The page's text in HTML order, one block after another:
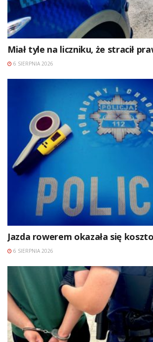
Miał tyle na liczniku, że stracił
6 SIERPNIA 2026
Jazda rowerem okazała się
6 SIERPNIA 2026